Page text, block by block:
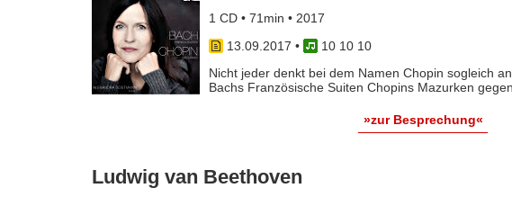
1 CD • 71min • 2017
13.09.2017 •
10 10 10
Nicht jeder denkt bei dem Namen Chopin sogleich
Bachs Französische Suiten Chopins Mazurken
»zur Besprechung«
Ludwig van Beethoven